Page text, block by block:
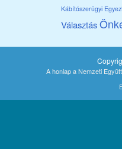
Kábítószerügyi
Választás
A honlap a Nemzeti